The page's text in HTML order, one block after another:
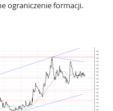
ograniczenie formacji.